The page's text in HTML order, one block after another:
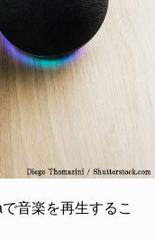
音楽を再生するこ